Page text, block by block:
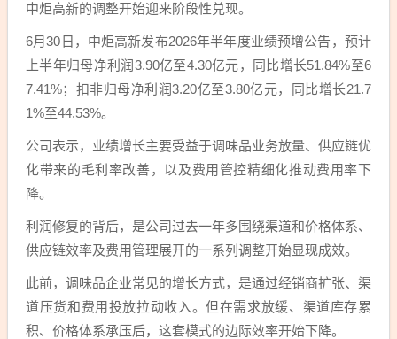
中炬高新的调整开始迎来阶段性兑现。
6月30日，中炬高新发布2026年半年度业绩预增公告，预计
上半年归母净利润3.90亿至4.30亿元，同比增长51.84%至6
7.41%；扣非归母净利润3.20亿至3.80亿元，同比增长21.7
1%至44.53%。
公司表示，业绩增长主要受益于调味品业务放量、供应链优
化带来的毛利率改善，以及费用管控精细化推动费用率下
降。
利润修复的背后，是公司过去一年多围绕渠道和价格体系、
供应链效率及费用管理展开的一系列调整开始显现成效。
此前，调味品企业常见的增长方式，是通过经销商扩张、渠
道压货和费用投放拉动收入。但在需求放缓、渠道库存累
积、价格体系承压后，这套模式的边际效率开始下降。